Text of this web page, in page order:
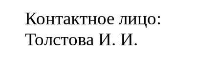
Контактное лицо:
Толстова И. И.